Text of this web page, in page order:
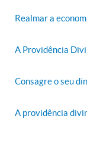
Realmar a
A Providência
Consagre o seu
A providência